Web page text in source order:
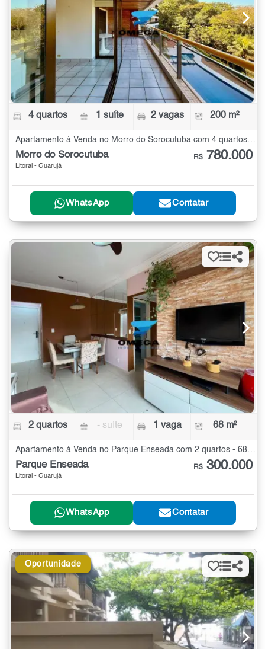
4 quartos 1 suíte 2 vagas 200 m²
Apartamento à Venda no Morro do Sorocutuba com 4 quartos - 200 m²
Morro do Sorocutuba
Litoral - Guarujá
R$ 780.000
WhatsApp Contatar
2 quartos - suíte 1 vaga 68 m²
Parque Enseada
Litoral - Guarujá
R$ 300.000
WhatsApp Contatar
Oportunidade